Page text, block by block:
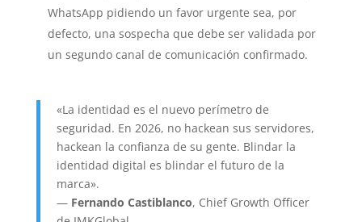
WhatsApp pidiendo un favor urgente sea, por
defecto, una sospecha que debe ser validada por
un segundo canal de comunicación confirmado.
«La identidad es el nuevo perímetro de
seguridad. En 2026, no hackean sus servidores,
hackean la confianza de su gente. Blindar la
identidad digital es blindar el futuro de la
marca».
— Fernando Castiblanco, Chief Growth Officer